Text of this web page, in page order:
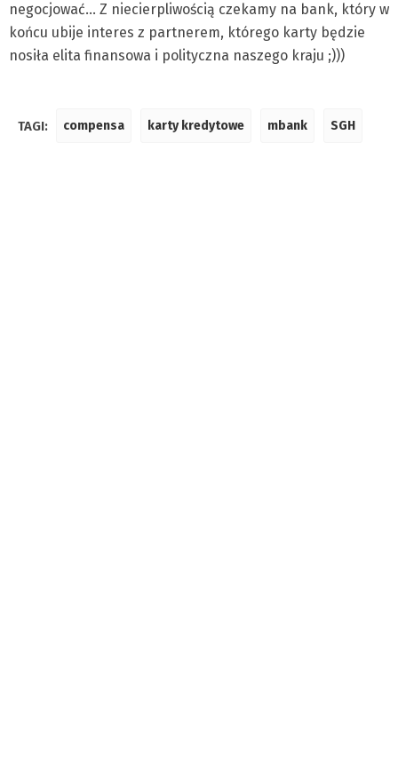
negocjować… Z niecierpliwością czekamy na bank, który w
końcu ubije interes z partnerem, którego karty będzie
nosiła elita finansowa i polityczna naszego kraju ;)))
TAGI: compensa karty kredytowe mbank SGH